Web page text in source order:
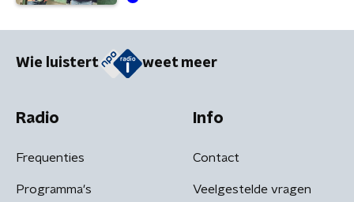
Wie luistert weet meer
Radio
Frequenties
Programma's
Info
Contact
Veelgestelde vragen